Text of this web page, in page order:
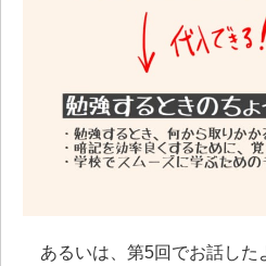
あるいは、第5回でお話した